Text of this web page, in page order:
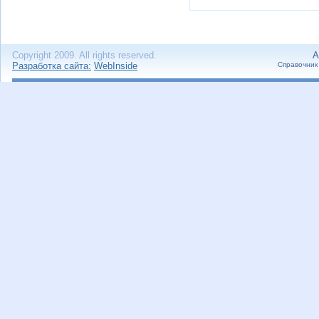
Copyright 2009. All rights reserved.
Разработка сайта: WebInside